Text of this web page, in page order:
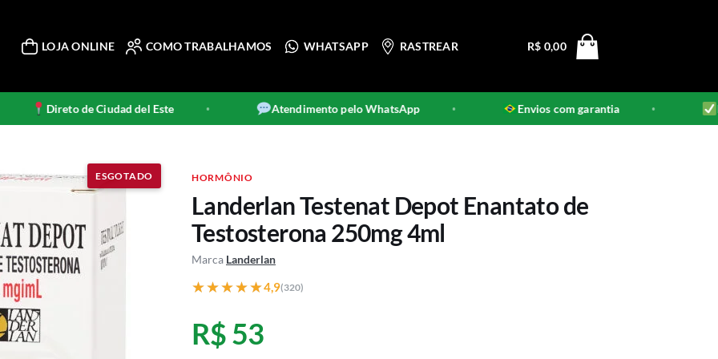
LOJA ONLINE COMO TRABALHAMOS WHATSAPP RASTREAR R$ 0,00
Direto de Ciudad del Este Atendimento pelo WhatsApp Envios com garantia
HORMÔNIO
Landerlan Testenat Depot Enantato de
Testosterona 250mg 4ml
Marca Landerlan
★★★★★
★★★★★4,9(320)
R$ 53